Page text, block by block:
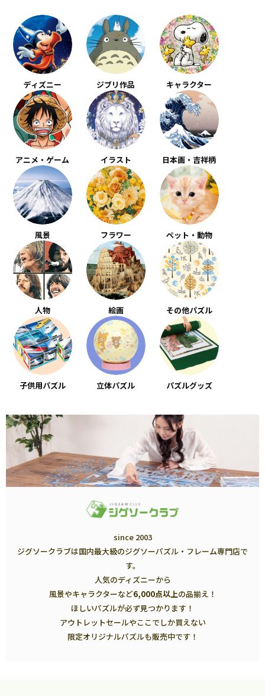
ディズニー ジブリ作品 キャラクター
アニメ・ゲーム イラスト 日本画・吉祥柄
風景 フラワー ペット・動物
人物 絵画 その他パズル
子供用パズル 立体パズル パズルグッズ
since 2003
ジグソークラブは国内最大級のジグソーパズル・フレーム専門店で
す。
人気のディズニーから
風景やキャラクターなど6,000点以上の品揃え！
ほしいパズルが必ず見つかります！
アウトレットセールやここでしか買えない
限定オリジナルパズルも販売中です！